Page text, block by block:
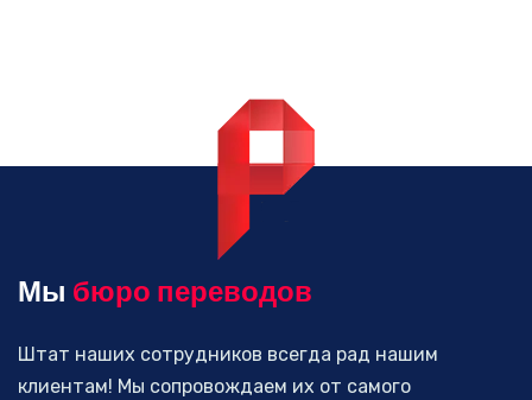
Мы бюро переводов
Штат наших сотрудников всегда рад нашим
клиентам! Мы сопровождаем их от самого